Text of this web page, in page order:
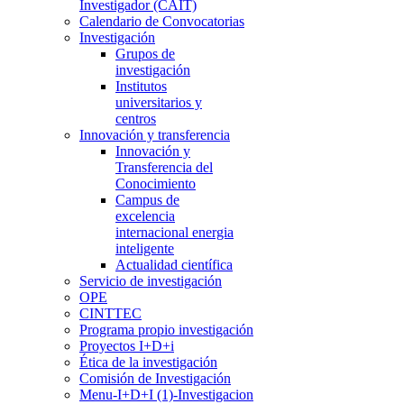
Investigador (CAIT)
Calendario de Convocatorias
Investigación
Grupos de
investigación
Institutos
universitarios y
centros
Innovación y transferencia
Innovación y
Transferencia del
Conocimiento
Campus de
excelencia
internacional energia
inteligente
Actualidad científica
Servicio de investigación
OPE
CINTTEC
Programa propio investigación
Proyectos I+D+i
Ética de la investigación
Comisión de Investigación
Menu-I+D+I (1)-Investigacion